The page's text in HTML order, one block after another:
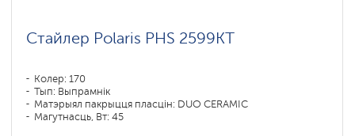
Стайлер Polaris PHS 2599KT
Колер: 170
Тып: Выпрамнік
Матэрыял пакрыцця пласцін: DUO CERAMIC
Магутнасць, Вт: 45